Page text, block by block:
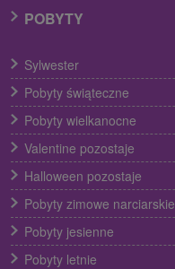
POBYTY
Sylwester
Pobyty świąteczne
Pobyty wielkanocne
Valentine pozostaje
Halloween pozostaje
Pobyty zimowe narciarskie
Pobyty jesienne
Pobyty letnie